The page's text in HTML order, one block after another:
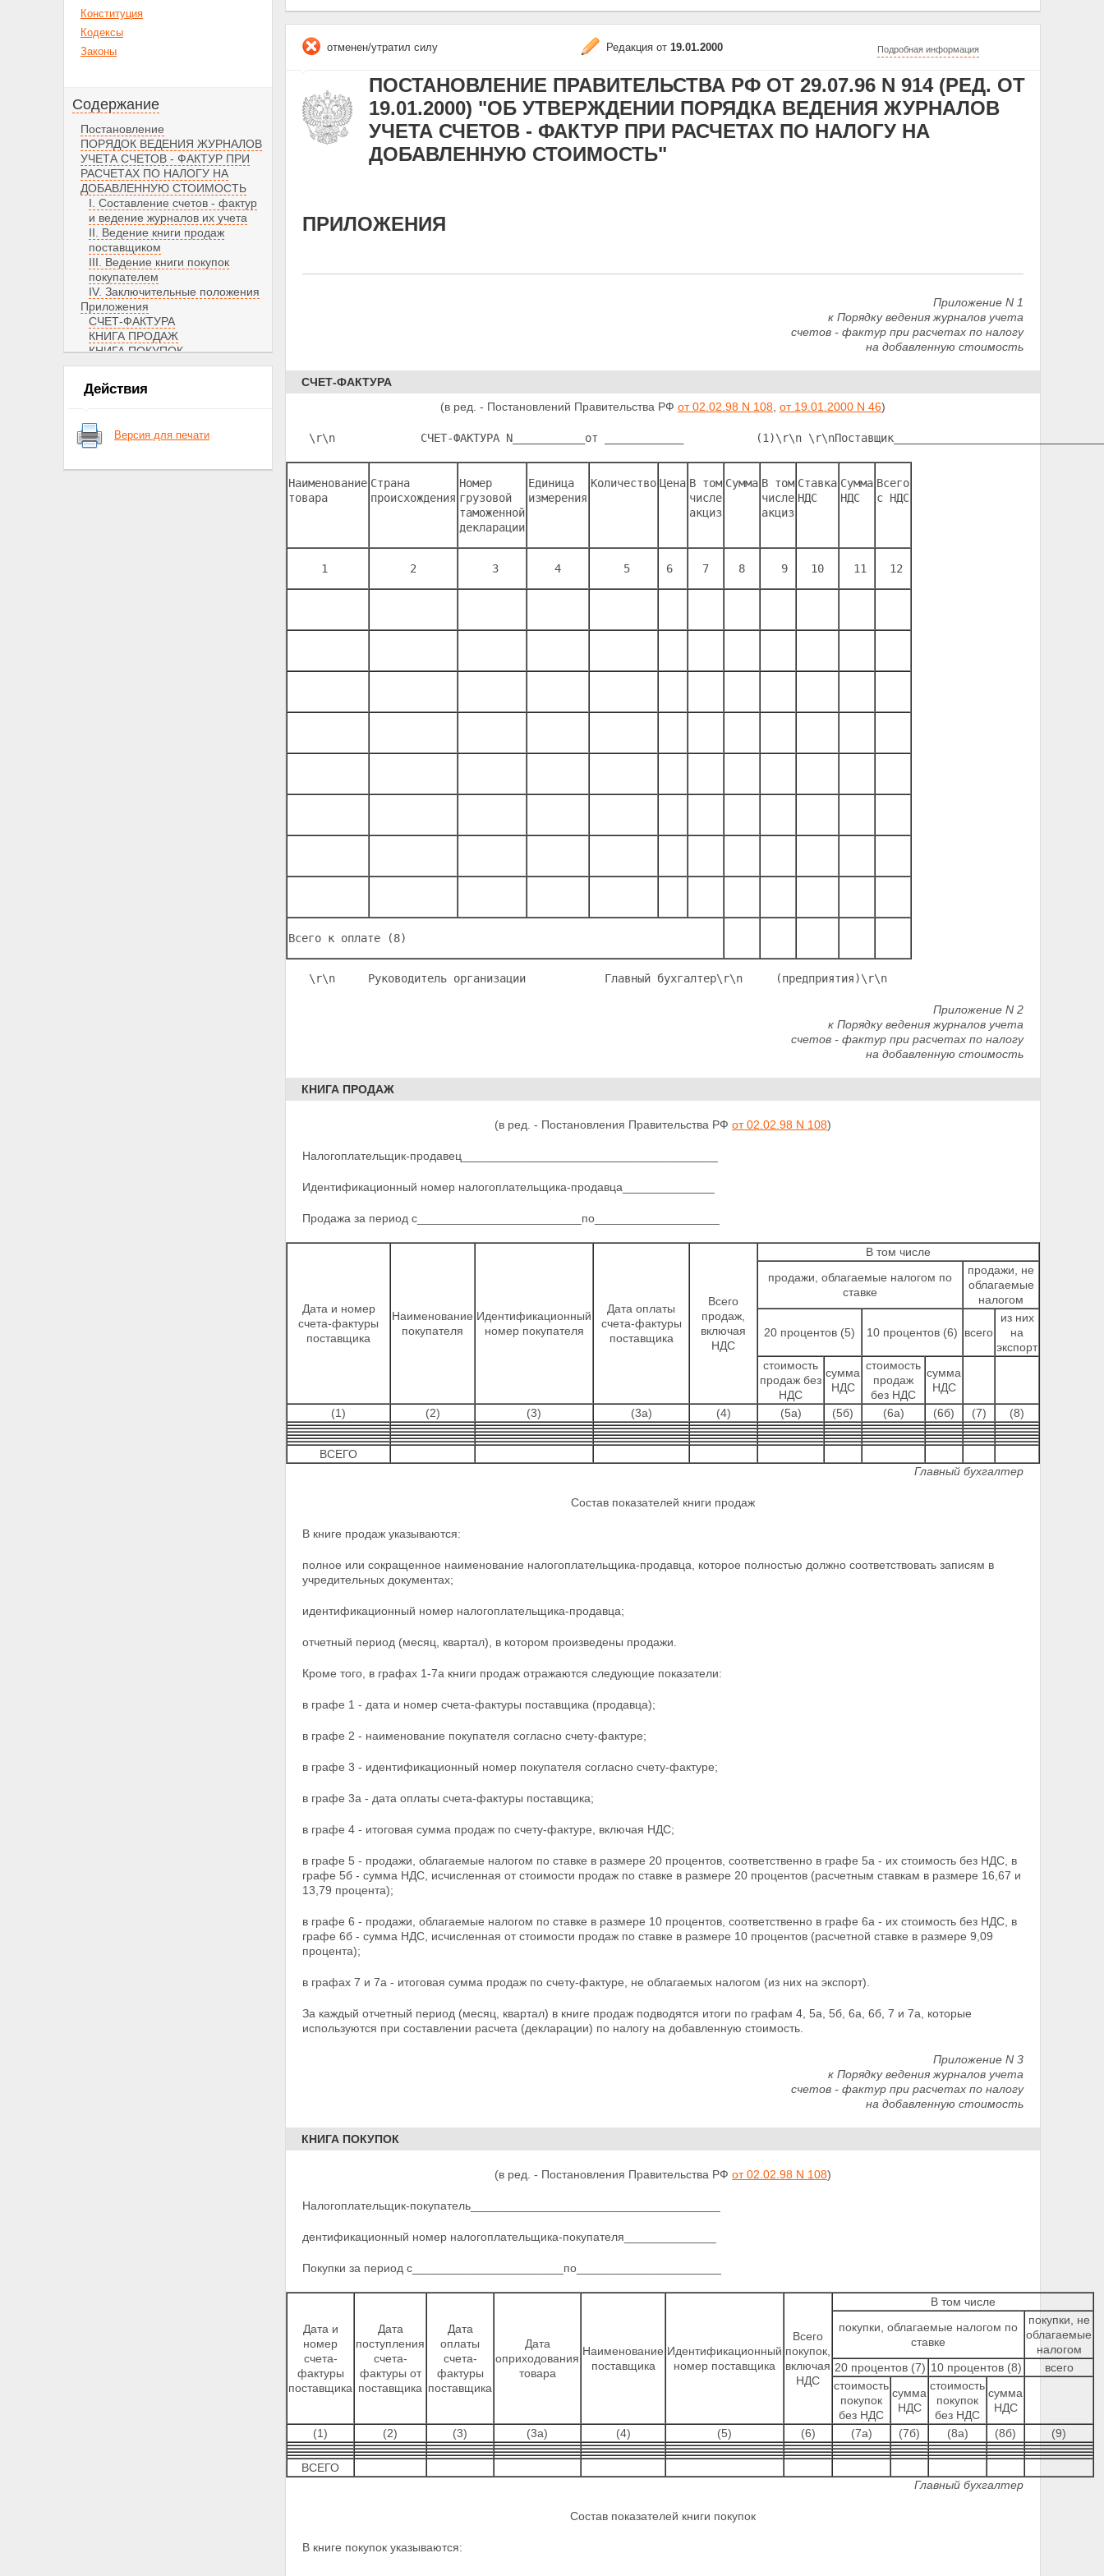
Конституция
Кодексы
Законы
Содержание
Постановление
ПОРЯДОК ВЕДЕНИЯ ЖУРНАЛОВ
УЧЕТА СЧЕТОВ - ФАКТУР ПРИ
РАСЧЕТАХ ПО НАЛОГУ НА
ДОБАВЛЕННУЮ СТОИМОСТЬ
I. Составление счетов - фактур
и ведение журналов их учета
II. Ведение книги продаж
поставщиком
III. Ведение книги покупок
покупателем
IV. Заключительные положения
Приложения
СЧЕТ-ФАКТУРА
КНИГА ПРОДАЖ
КНИГА ПОКУПОК
Действия
Версия для печати
отменен/утратил силу Редакция от 19.01.2000 Подробная информация
ПОСТАНОВЛЕНИЕ ПРАВИТЕЛЬСТВА РФ ОТ 29.07.96 N 914 (РЕД. ОТ
19.01.2000) "ОБ УТВЕРЖДЕНИИ ПОРЯДКА ВЕДЕНИЯ ЖУРНАЛОВ
УЧЕТА СЧЕТОВ - ФАКТУР ПРИ РАСЧЕТАХ ПО НАЛОГУ НА
ДОБАВЛЕННУЮ СТОИМОСТЬ"
ПРИЛОЖЕНИЯ
Приложение N 1
к Порядку ведения журналов учета
счетов - фактур при расчетах по налогу
на добавленную стоимость
СЧЕТ-ФАКТУРА
(в ред. - Постановлений Правительства РФ от 02.02.98 N 108 от 19.01.2000 N 46)
\r\n             СЧЕТ-ФАКТУРА N___________от ____________           (1)\r\n
Наименование
товара
Страна
происхождения
Номер
грузовой
таможенной
декларации
Единица
измерения
Количество Цена В том
числе
акциз
Сумма В том
числе
акциз
Ставка
НДС
Сумма
НДС
Всего
с НДС
     1
      2
     3
    4
     5
6
  7
  8
   9
  10
  11
  12
Всего к оплате (8)
\r\n
     Руководитель организации            Главный бухгалтер
\r\n     (предприятия)\r\n
Приложение N 2
к Порядку ведения журналов учета
счетов - фактур при расчетах по налогу
на добавленную стоимость
КНИГА ПРОДАЖ
(в ред. - Постановления Правительства РФ от 02.02.98 N 108)
Налогоплательщик-продавец_______________________________________
Идентификационный номер налогоплательщика-продавца______________
Продажа за период с_________________________по___________________
Дата и номер
счета-фактуры
поставщика
Наименование
покупателя
Идентификационный
номер покупателя
Дата оплаты
счета-фактуры
поставщика
Всего
продаж,
включая
НДС
В том числе
продажи, облагаемые налогом по
ставке
продажи, не
облагаемые
налогом
20 процентов (5) 10 процентов (6) всего
из них
на
экспорт
стоимость
продаж без
НДС
сумма
НДС
стоимость
продаж
без НДС
сумма
НДС
(1)
(2) (3) (3а) (4) (5а) (5б) (6а) (6б) (7) (8)
ВСЕГО
Главный бухгалтер
Состав показателей книги продаж
В книге продаж указываются:
полное или сокращенное наименование налогоплательщика-продавца, которое полностью должно соответствовать записям в
учредительных документах;
идентификационный номер налогоплательщика-продавца;
отчетный период (месяц, квартал), в котором произведены продажи.
Кроме того, в графах 1-7а книги продаж отражаются следующие показатели:
в графе 1 - дата и номер счета-фактуры поставщика (продавца);
в графе 2 - наименование покупателя согласно счету-фактуре;
в графе 3 - идентификационный номер покупателя согласно счету-фактуре;
в графе 3а - дата оплаты счета-фактуры поставщика;
в графе 4 - итоговая сумма продаж по счету-фактуре, включая НДС;
в графе 5 - продажи, облагаемые налогом по ставке в размере 20 процентов, соответственно в графе 5а - их стоимость без НДС, в
графе 5б - сумма НДС, исчисленная от стоимости продаж по ставке в размере 20 процентов (расчетным ставкам в размере 16,67 и
13,79 процента);
в графе 6 - продажи, облагаемые налогом по ставке в размере 10 процентов, соответственно в графе 6а - их стоимость без НДС, в
графе 6б - сумма НДС, исчисленная от стоимости продаж по ставке в размере 10 процентов (расчетной ставке в размере 9,09
процента);
в графах 7 и 7а - итоговая сумма продаж по счету-фактуре, не облагаемых налогом (из них на экспорт).
За каждый отчетный период (месяц, квартал) в книге продаж подводятся итоги по графам 4, 5а, 5б, 6а, 6б, 7 и 7а, которые
используются при составлении расчета (декларации) по налогу на добавленную стоимость.
Приложение N 3
к Порядку ведения журналов учета
счетов - фактур при расчетах по налогу
на добавленную стоимость
КНИГА ПОКУПОК
(в ред. - Постановления Правительства РФ от 02.02.98 N 108)
Налогоплательщик-покупатель______________________________________
дентификационный номер налогоплательщика-покупателя______________
Покупки за период с_______________________по______________________
Дата и
номер
счета-
фактуры
поставщика
Дата
поступления
счета-
фактуры от
поставщика
Дата
оплаты
счета-
фактуры
поставщика
Дата
оприходования
товара
Наименование
поставщика
Идентификационный
номер поставщика
Всего
покупок,
включая
НДС
В том числе
покупки, облагаемые налогом по
ставке
покупки, не
облагаемые
налогом
20 процентов (7) 10 процентов (8)
всего
стоимость
покупок
без НДС
сумма
НДС
стоимость
покупок
без НДС
сумма
НДС
(1)
(2) (3) (3а) (4) (5) (6) (7а) (7б) (8а) (8б) (9)
ВСЕГО
Главный бухгалтер
Состав показателей книги покупок
В книге покупок указываются: